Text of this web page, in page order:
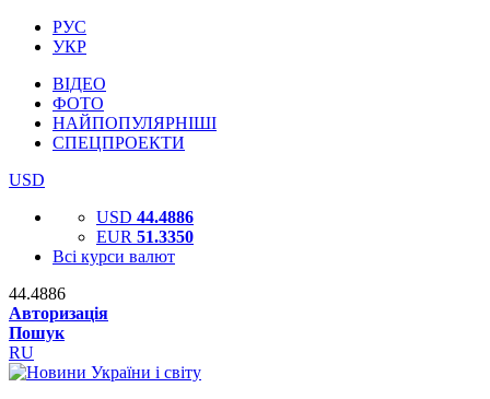
РУС
УКР
ВІДЕО
ФОТО
НАЙПОПУЛЯРНІШІ
СПЕЦПРОЕКТИ
USD
USD 44.4886
EUR 51.3350
Всі курси валют
44.4886
Авторизація
Пошук
RU